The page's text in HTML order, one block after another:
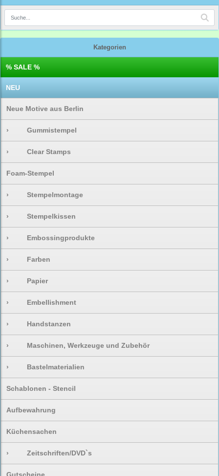
Kategorien
% SALE %
NEU
Neue Motive aus Berlin
› Gummistempel
› Clear Stamps
Foam-Stempel
› Stempelmontage
› Stempelkissen
› Embossingprodukte
› Farben
› Papier
› Embellishment
› Handstanzen
› Maschinen, Werkzeuge und Zubehör
› Bastelmaterialien
Schablonen - Stencil
Aufbewahrung
Küchensachen
› Zeitschriften/DVD`s